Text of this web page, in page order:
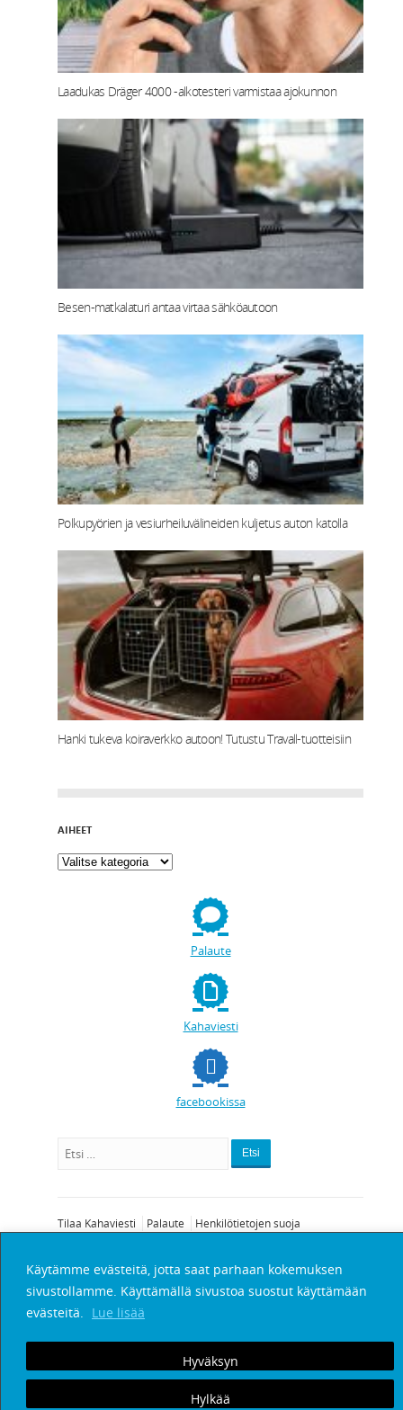
Käytämme evästeitä, jotta saat parhaan kokemuksen
sivustollamme. Käyttämällä sivustoa suostut käyttämään
evästeitä.
Lue lisää
Hylkää
Hyväksyn
Laadukas Dräger 4000 -alkotesteri varmistaa ajokunnon
Besen-matkalaturi antaa virtaa sähköautoon
Polkupyörien ja vesiurheiluvälineiden kuljetus auton katolla
Hanki tukeva koiraverkko autoon! Tutustu Travall-tuotteisiin
AIHEET
Palaute
Kahaviesti
facebookissa
Etsi
Tilaa Kahaviesti Palaute
Henkilötietojen suoja